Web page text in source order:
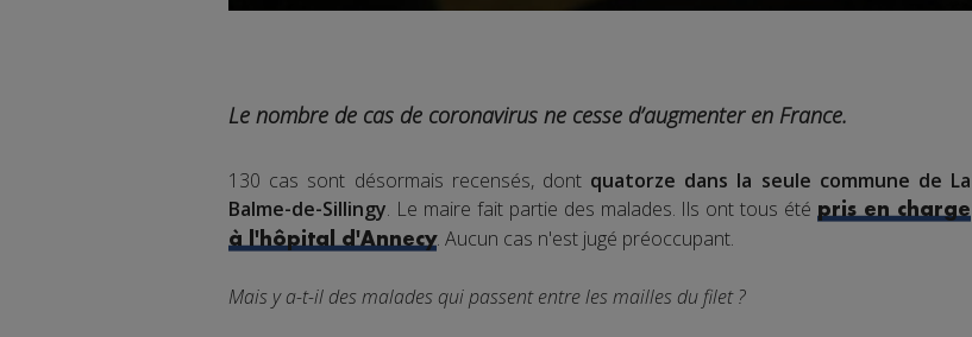
Le nombre de cas de coronavirus ne cesse d’augmenter en France.
130 cas sont désormais recensés, dont quatorze dans la seule commune de La
Balme-de-Sillingy. Le maire fait partie des malades. Ils ont tous étépris en charge
à l'hôpital d'Annecy. Aucun cas n'est jugé préoccupant.
Mais y a-t-il des malades qui passent entre les mailles du filet ?